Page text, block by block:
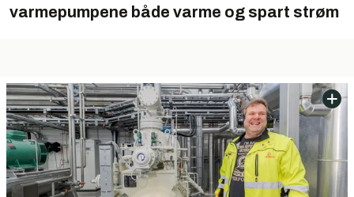
varmepumpene både varme og spart strøm